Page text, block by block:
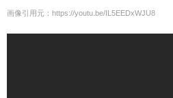
画像引用元：https://youtu.be/IL5EEDxWJU8